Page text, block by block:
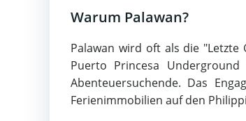
Warum Palawan?
Palawan wird oft als die
Puerto Princesa
Abenteuersuchende. Das
Ferienimmobilien auf den